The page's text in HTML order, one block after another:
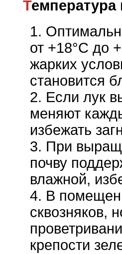
от +18°C до
жарких
становится
Если лук
меняют
избежать
При
почву
влажной,
В
сквозняков,
крепости